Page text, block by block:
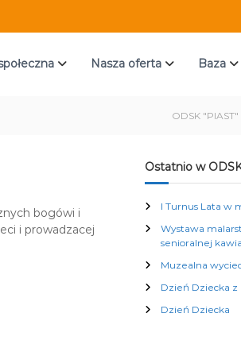
Nasza oferta Baza
ODSK "PIAST"
bogówi i
i prowadzacej
Ostatnio w
I Turnus Lata w
Wystawa
senioralnej
Muzealna
Dzień Dziecka
Dzień Dziecka